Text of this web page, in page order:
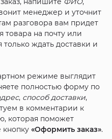
менеджер и уточнит
разговора вам придет
на почту или
ждать доставки и
режиме выглядит
полностью форму по
, способ доставки,
в комментарии к
которая поможет
кнопку «Оформить заказ».